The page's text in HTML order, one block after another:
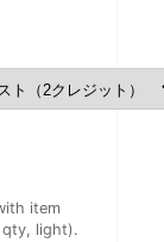
item
qty, light).